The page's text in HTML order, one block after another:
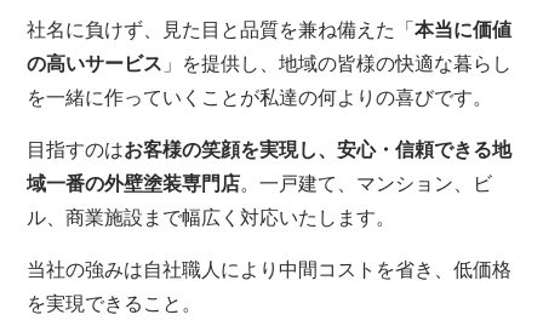
社名に負けず、見た目と品質を兼ね備えた「本当に価値
の高いサービス 」を提供し、地域の皆様の快適な暮らし
を一緒に作っていくことが私達の何よりの喜びです。
目指すのはお客様の笑顔を実現し、安心・信頼できる地
域一番の外壁塗装専門店。一戸建て、マンション、ビ
ル、商業施設まで幅広く対応いたします。
当社の強みは自社職人により中間コストを省き、低価格
を実現できること。